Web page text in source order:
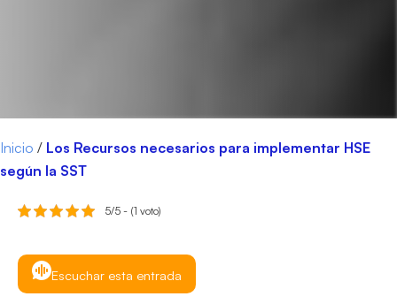
Inicio / Los Recursos necesarios para implementar HSE
según la SST
5/5 - (1 voto)
Escuchar esta entrada